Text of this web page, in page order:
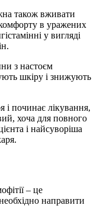
також вживати
в уражених
у вигляді
з настоєм
шкіру і знижують
і починає лікування,
хоча для повного
і найсуворіша
– це
направити